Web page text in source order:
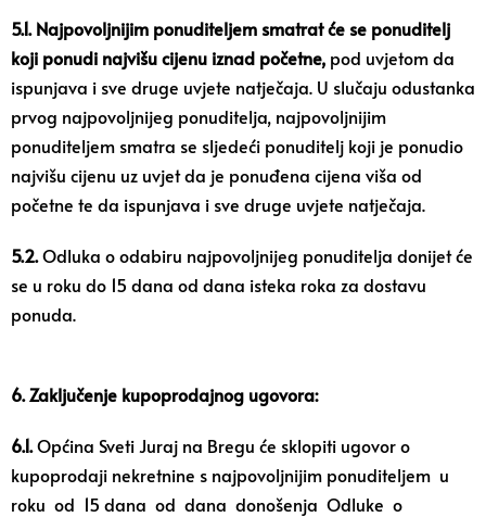
5.1. Najpovoljnijim ponuditeljem smatrat će se ponuditelj
koji ponudi najvišu cijenu iznad početne, pod uvjetom da
ispunjava i sve druge uvjete natječaja. U slučaju odustanka
prvog najpovoljnijeg ponuditelja, najpovoljnijim
ponuditeljem smatra se sljedeći ponuditelj koji je ponudio
najvišu cijenu uz uvjet da je ponuđena cijena viša od
početne te da ispunjava i sve druge uvjete natječaja.
5.2.Odluka o odabiru najpovoljnijeg ponuditelja donijet će
se u roku do 15 dana od dana isteka roka za dostavu
ponuda.
6. Zaključenje kupoprodajnog ugovora:
6.1.Općina Sveti Juraj na Bregu će sklopiti ugovor o
kupoprodaji nekretnine s najpovoljnijim ponuditeljem u
roku od 15 dana od dana donošenja Odluke o